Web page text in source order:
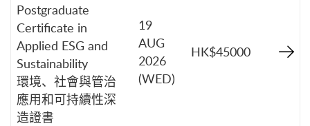
Postgraduate
Certificate in
Applied ESG and
Sustainability
環境、社會與管治
應用和可持續性深
造證書
19
AUG
2026
(WED)
HK$45000